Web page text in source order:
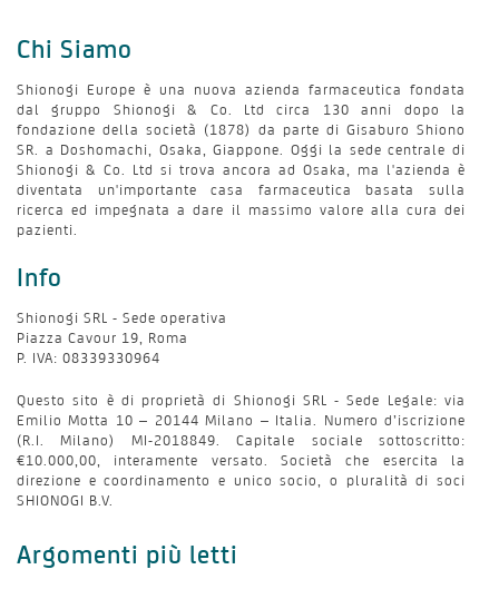
Chi Siamo
Shionogi Europe è una nuova azienda farmaceutica fondata
dal gruppo Shionogi & Co. Ltd circa 130 anni dopo la
fondazione della società (1878) da parte di Gisaburo Shiono
SR. a Doshomachi, Osaka, Giappone. Oggi la sede centrale di
Shionogi & Co. Ltd si trova ancora ad Osaka, ma l'azienda è
diventata un'importante casa farmaceutica basata sulla
ricerca ed impegnata a dare il massimo valore alla cura dei
pazienti.
Info
Shionogi SRL - Sede operativa
Piazza Cavour 19, Roma
P. IVA: 08339330964
Questo sito è di proprietà di Shionogi SRL - Sede Legale: via
Emilio Motta 10 – 20144 Milano – Italia. Numero d’iscrizione
(R.I. Milano) MI-2018849. Capitale sociale sottoscritto:
€10.000,00, interamente versato. Società che esercita la
direzione e coordinamento e unico socio, o pluralità di soci
SHIONOGI B.V.
Argomenti più letti